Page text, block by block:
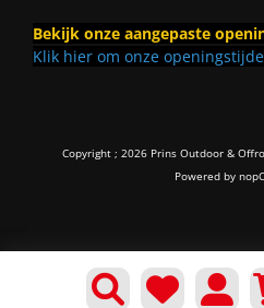
Bekijk onze aangepaste
Klik hier om onze
Copyright ; 2026 Prins Outdoor &
Powered by